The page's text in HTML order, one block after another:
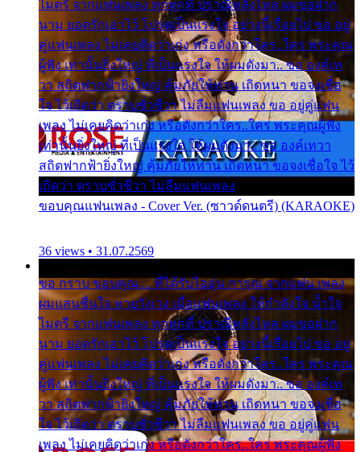
ไมตรี จากแฟนเพลง ทุกทุกที่ ปราณีหลั่งไหล ผมขอฝาก
นาม ยอดรักเอาไว้ โปรดเป็นแรงใจ อย่างนี้เรื่อยไป ขอ อยู่
คู่แฟนเพลง ไม่เคยคิดว่าเก่ง หรือดังกว่าใคร..ใคร พระคุณ
ผู้ฟัง เท่านั้นยิ่งใหญ่ ที่เป็นแรงใจ ให้ผมดังมา.. ขอ องค์เท
วา สถิตฟากฟ้ายิ่งใหญ่ คุ้มภัยให้ท่าน เถิดหนา ขอจงเชื่อ
ใจ ไว้เถิดว่า ตราบชั่วชีวา ไม่ลืมแฟนเพลง ขอ อยู่คู่แฟน
เพลง ไม่เคยคิดว่าเก่ง หรือดังกว่าใคร..ใคร พระคุณผู้ฟัง
เท่านั้นยิ่งใหญ่ ที่เป็นแรงใจ ให้ผมดังมา.. ขอ องค์เทวา
สถิตฟากฟ้ายิ่งใหญ่ คุ้มภัยให้ท่าน เถิดหนา ขอจงเชื่อใจ ไว้
เถิดว่า ตราบชั่วชีวา ไม่ลืมแฟนเพลง
ขอบคุณแฟนเพลง - Cover Ver. (ซาวด์ดนตรี) (KARAOKE)
36 views • 31.07.2569
ขอ กราบ ขอบคุณ.... ที่ได้รับไออุ่น การุณ จากแฟน เพลง
ผมแสนชื่นใจ หายวังเวง เมื่อแฟนเพลง ให้กำลังใจ น้ำใจ
ไมตรี จากแฟนเพลง ทุกทุกที่ ปราณีหลั่งไหล ผมขอฝาก
นาม ยอดรักเอาไว้ โปรดเป็นแรงใจ อย่างนี้เรื่อยไป ขอ อยู่
คู่แฟนเพลง ไม่เคยคิดว่าเก่ง หรือดังกว่าใคร..ใคร พระคุณ
ผู้ฟัง เท่านั้นยิ่งใหญ่ ที่เป็นแรงใจ ให้ผมดังมา.. ขอ องค์เท
วา สถิตฟากฟ้ายิ่งใหญ่ คุ้มภัยให้ท่าน เถิดหนา ขอจงเชื่อ
ใจ ไว้เถิดว่า ตราบชั่วชีวา ไม่ลืมแฟนเพลง ขอ อยู่คู่แฟน
เพลง ไม่เคยคิดว่าเก่ง หรือดังกว่าใคร..ใคร พระคุณผู้ฟัง